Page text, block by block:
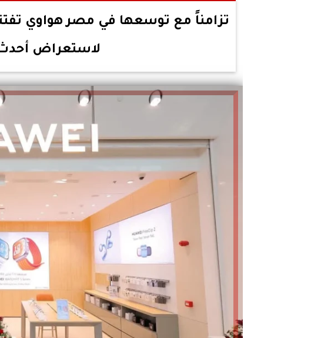
تزامناً مع توسعها في مصر هواوي
لاستعراض أحدث